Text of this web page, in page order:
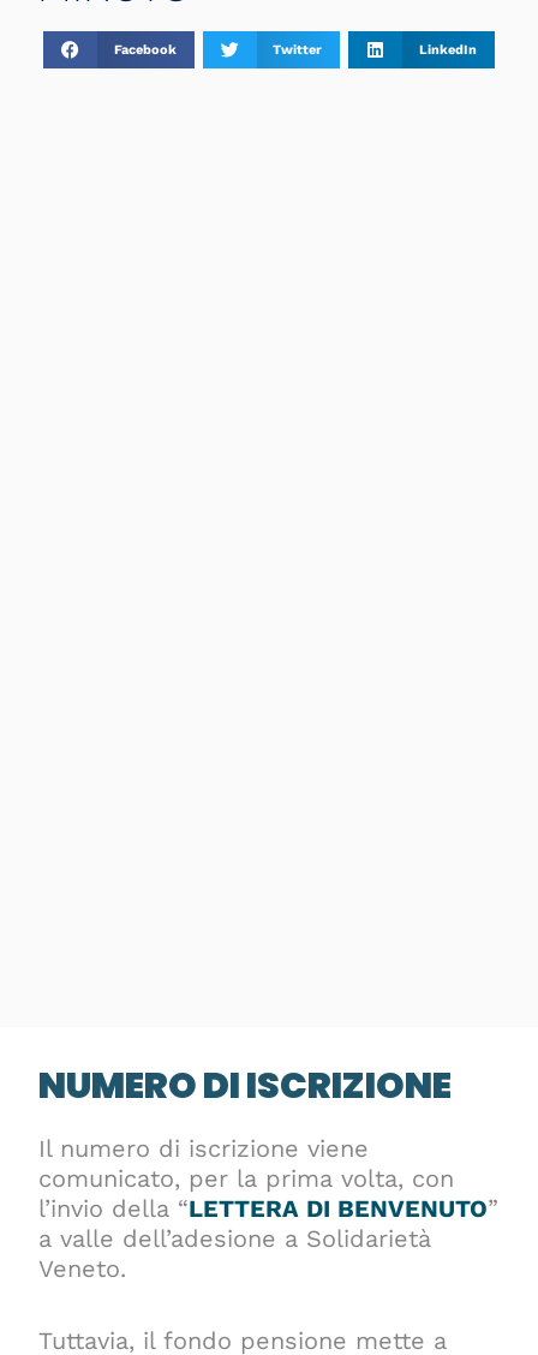
Facebook Twitter LinkedIn
NUMERO DI ISCRIZIONE
Il numero di iscrizione viene
comunicato, per la prima volta, con
l’invio della “LETTERA DI BENVENUTO”
a valle dell’adesione a Solidarietà
Veneto.
Tuttavia, il fondo pensione mette a